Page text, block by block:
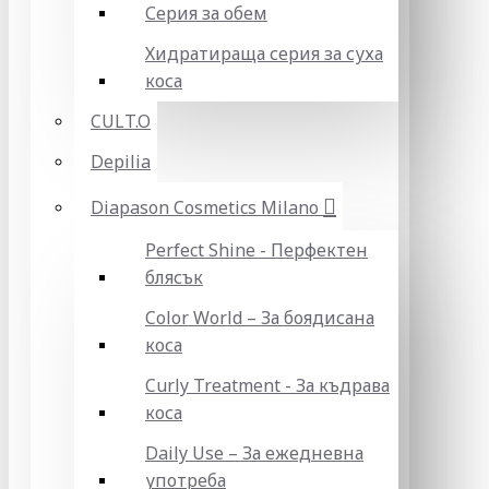
Серия за обем
Хидратираща серия за суха
коса
CULT.O
Depilia
Diapason Cosmetics Milano
Perfect Shine - Перфектен
блясък
Color World – За боядисана
коса
Curly Treatment - За къдрава
коса
Daily Use – За ежедневна
употреба